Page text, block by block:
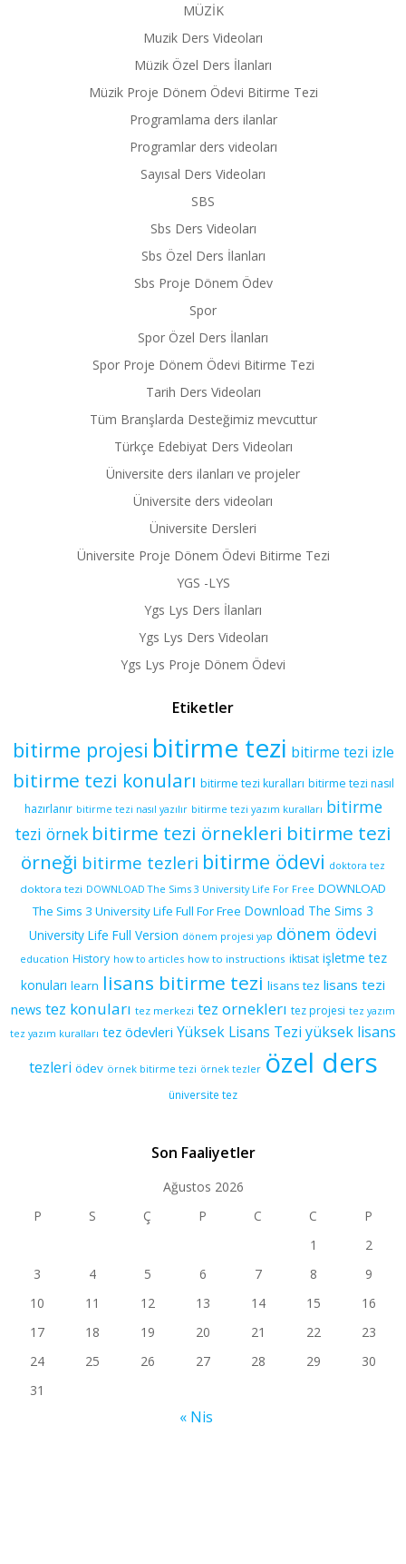
MÜZİK
Muzik Ders Videoları
Müzik Özel Ders İlanları
Müzik Proje Dönem Ödevi Bitirme Tezi
Programlama ders ilanlar
Programlar ders videoları
Sayısal Ders Videoları
SBS
Sbs Ders Videoları
Sbs Özel Ders İlanları
Sbs Proje Dönem Ödev
Spor
Spor Özel Ders İlanları
Spor Proje Dönem Ödevi Bitirme Tezi
Tarih Ders Videoları
Tüm Branşlarda Desteğimiz mevcuttur
Türkçe Edebiyat Ders Videoları
Üniversite ders ilanları ve projeler
Üniversite ders videoları
Üniversite Dersleri
Üniversite Proje Dönem Ödevi Bitirme Tezi
YGS -LYS
Ygs Lys Ders İlanları
Ygs Lys Ders Videoları
Ygs Lys Proje Dönem Ödevi
Etiketler
bitirme projesi bitirme tezi bitirme tezi izle
bitirme tezi konuları bitirme tezi kuralları bitirme tezi nasıl
hazırlanır bitirme tezi nasıl yazılır bitirme tezi yazım kuralları bitirme
tezi örnek bitirme tezi örnekleri bitirme tezi
örneği bitirme tezleri bitirme ödevi doktora tez
doktora tezi DOWNLOAD The Sims 3 University Life For Free DOWNLOAD
The Sims 3 University Life Full For Free Download The Sims 3
University Life Full Version dönem projesi yap dönem ödevi
education History how to articles how to instructions iktisat işletme tez
konuları learn lisans bitirme tezi lisans tez lisans tezi
news tez konuları tez merkezi tez orneklerı tez projesi tez yazım
tez yazım kuralları tez ödevleri Yüksek Lisans Tezi yüksek lisans
tezleri ödev örnek bitirme tezi örnek tezler özel ders
üniversite tez
Son Faaliyetler
Ağustos 2026
P
S Ç P C C
P
1
2
3
4 5 6 7 8
9
10
11 12 13 14 15
16
17
18 19 20 21 22
23
24
25 26 27 28 29
30
31
« Nis